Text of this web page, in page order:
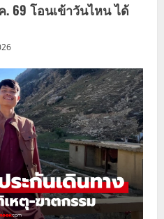
. 69 โอนเข้าวันไหน ได้